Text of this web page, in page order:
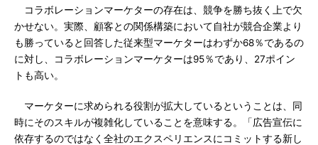
コラボレーションマーケターの存在は、競争を勝ち抜く上で欠
かせない。実際、顧客との関係構築において自社が競合企業より
も勝っていると回答した従来型マーケターはわずか68％であるの
に対し、コラボレーションマーケターは95％であり、27ポイン
トも高い。
マーケターに求められる役割が拡大しているということは、同
時にそのスキルが複雑化していることを意味する。「広告宣伝に
依存するのではなく全社のエクスペリエンスにコミットする新し